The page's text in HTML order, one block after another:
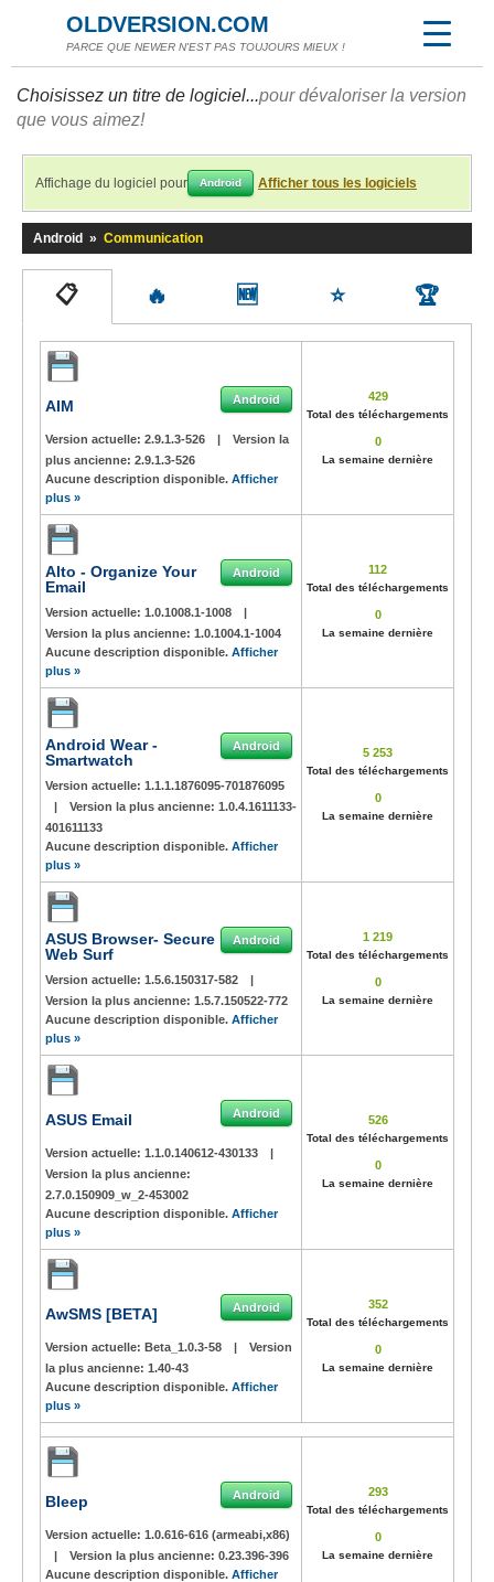
OLDVERSION.COM
PARCE QUE NEWER N'EST PAS TOUJOURS MIEUX !
Choisissez un titre de logiciel...pour dévaloriser la version
que vous aimez!
Affichage du logiciel pour Android Afficher tous les logiciels
Android » Communication
📋 🔥 🆕 ⭐ 🏆
AIM Android
Version actuelle: 2.9.1.3-526 |
Version la
plus ancienne: 2.9.1.3-526
Aucune description disponible. Afficher
plus »
429
Total des téléchargements
0
La semaine dernière
Alto - Organize Your
Email
Android
Version actuelle: 1.0.1008.1-1008
|
Version la plus ancienne: 1.0.1004.1-1004
Aucune description disponible. Afficher
plus »
112
Total des téléchargements
0
La semaine dernière
Android Wear -
Smartwatch
Android
Version actuelle: 1.1.1.1876095-701876095
|
Version la plus ancienne: 1.0.4.1611133-
401611133
Aucune description disponible. Afficher
plus »
5 253
Total des téléchargements
0
La semaine dernière
ASUS Browser- Secure
Web Surf
Android
Version actuelle: 1.5.6.150317-582
|
Version la plus ancienne: 1.5.7.150522-772
Aucune description disponible. Afficher
plus »
1 219
Total des téléchargements
0
La semaine dernière
ASUS Email Android
Version actuelle: 1.1.0.140612-430133
|
Version la plus ancienne:
2.7.0.150909_w_2-453002
Aucune description disponible. Afficher
plus »
526
Total des téléchargements
0
La semaine dernière
AwSMS [BETA] Android
Version actuelle: Beta_1.0.3-58 |
Version
la plus ancienne: 1.40-43
Aucune description disponible. Afficher
plus »
352
Total des téléchargements
0
La semaine dernière
Bleep Android
Version actuelle: 1.0.616-616 (armeabi,x86)
|
Version la plus ancienne: 0.23.396-396
Aucune description disponible. Afficher
293
Total des téléchargements
0
La semaine dernière